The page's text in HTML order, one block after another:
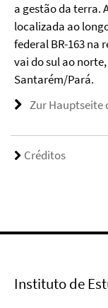
a gestão da terra.
localizada ao
federal BR-163 na
vai do sul ao
Santarém/Pará.
Zur Hauptseite
Créditos
Instituto de